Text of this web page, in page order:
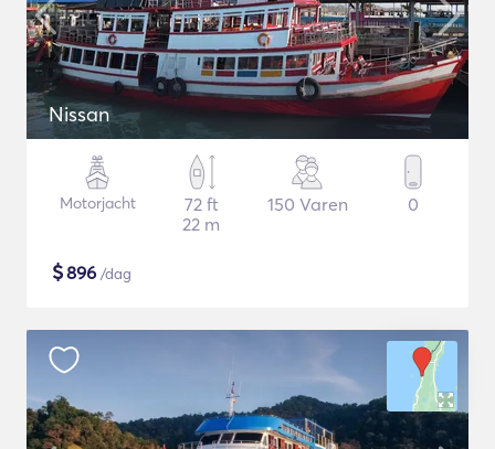
Nissan
Motorjacht
72 ft
22 m
150 Varen 0
$896 /dag